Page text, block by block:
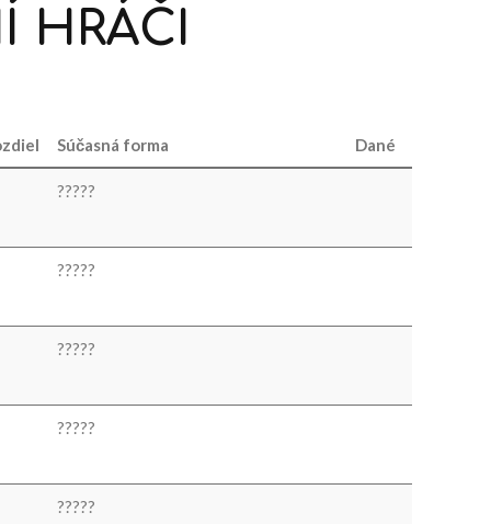
HRÁČI
Súčasná forma Dané
?????
?????
?????
?????
?????